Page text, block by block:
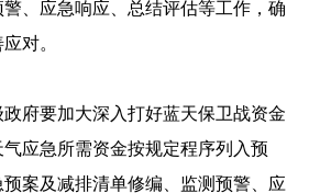
、应急响应、总结评估等工作，确
对。
政府要加大深入打好蓝天保卫战资金
应急所需资金按规定程序列入预
案及减排清单修编、监测预警、应